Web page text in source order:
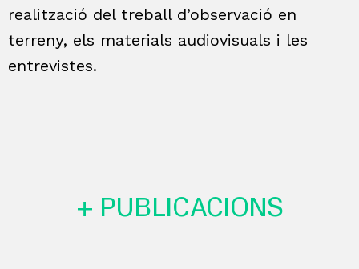
realització del treball d’observació en
terreny, els materials audiovisuals i les
entrevistes.
+ PUBLICACIONS